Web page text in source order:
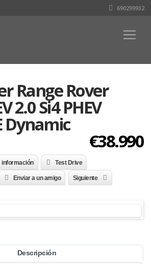
690299932
Range Rover
2.0 Si4 PHEV
Dynamic
€38.990
información Test Drive
Enviar a un amigo Siguiente
Descripción